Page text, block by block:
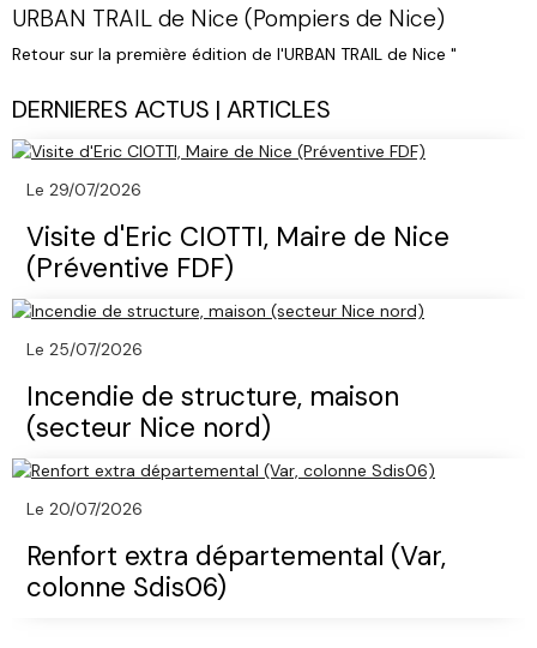
URBAN TRAIL de Nice (Pompiers de Nice)
Retour sur la première édition de l'URBAN TRAIL de Nice "
DERNIERES ACTUS | ARTICLES
Le 29/07/2026
Visite d'Eric CIOTTI, Maire de Nice
(Préventive FDF)
Le 25/07/2026
Incendie de structure, maison
(secteur Nice nord)
Le 20/07/2026
Renfort extra départemental (Var,
colonne Sdis06)